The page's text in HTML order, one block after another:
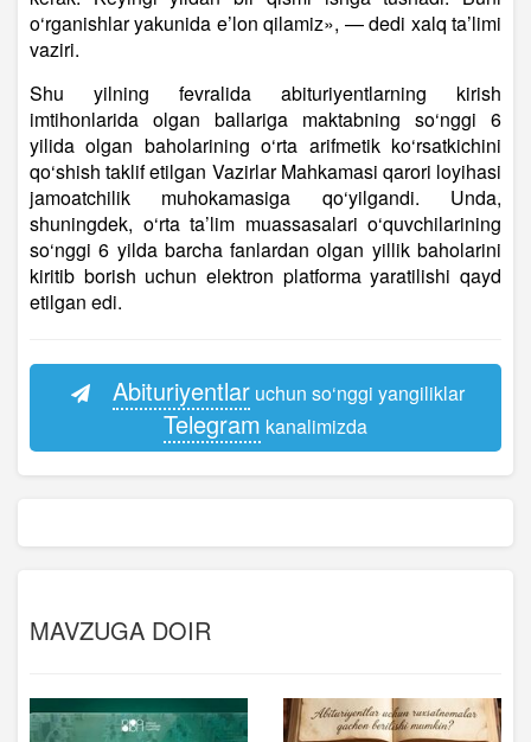
o‘rganishlar yakunida e’lon qilamiz», — dedi xalq ta’limi
vaziri.
Shu yilning fevralida abituriyentlarning kirish
imtihonlarida olgan ballariga maktabning so‘nggi 6
yilida olgan baholarining o‘rta arifmetik ko‘rsatkichini
qo‘shish taklif etilgan Vazirlar Mahkamasi qarori loyihasi
jamoatchilik muhokamasiga qo‘yilgandi. Unda,
shuningdek, o‘rta ta’lim muassasalari o‘quvchilarining
so‘nggi 6 yilda barcha fanlardan olgan yillik baholarini
kiritib borish uchun elektron platforma yaratilishi qayd
etilgan edi.
Abituriyentlaruchun so‘nggi yangiliklar
Telegram kanalimizda
MAVZUGA DOIR